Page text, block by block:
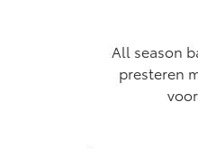
All season
presteren